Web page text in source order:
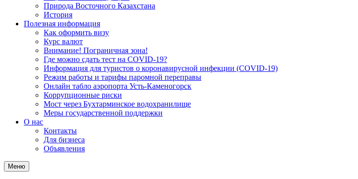
Природа Восточного Казахстана
История
Полезная информация
Как оформить визу
Курс валют
Внимание! Пограничная зона!
Где можно сдать тест на COVID-19?
Информация для туристов о коронавирусной инфекции (COVID-19)
Режим работы и тарифы паромной переправы
Онлайн табло аэропорта Усть-Каменогорск
Коррупционные риски
Мост через Бухтарминское водохранилище
Меры государственной поддержки
О нас
Контакты
Для бизнеса
Объявления
Меню